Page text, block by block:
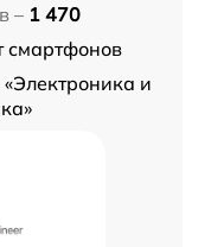
– 1 470
смартфонов
и